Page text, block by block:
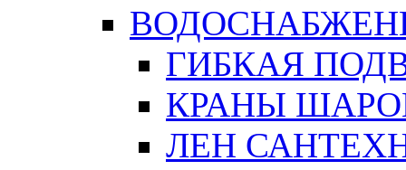
ГИБКАЯ
КРАНЫ
ЛЕН